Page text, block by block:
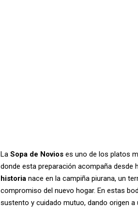
La Sopa de Novios es uno de los platos
donde esta preparación acompaña desde
historia nace en la campiña piurana, un
compromiso del nuevo hogar. En estas
sustento y cuidado mutuo, dando origen